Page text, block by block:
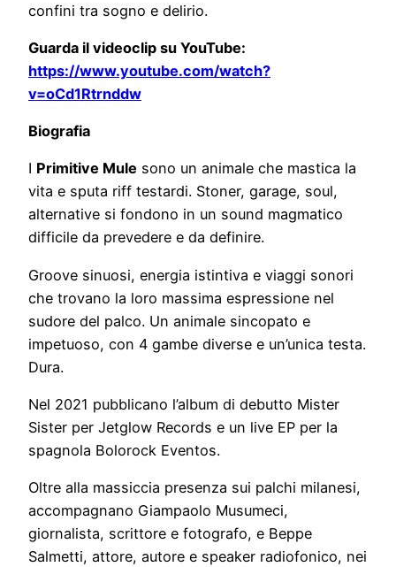
confini tra sogno e delirio.
Guarda il videoclip su YouTube:
https://www.youtube.com/watch?
v=oCd1Rtrnddw
Biografia
I Primitive Mule sono un animale che mastica la
vita e sputa riff testardi. Stoner, garage, soul,
alternative si fondono in un sound magmatico
difficile da prevedere e da definire.
Groove sinuosi, energia istintiva e viaggi sonori
che trovano la loro massima espressione nel
sudore del palco. Un animale sincopato e
impetuoso, con 4 gambe diverse e un’unica testa.
Dura.
Nel 2021 pubblicano l’album di debutto Mister
Sister per Jetglow Records e un live EP per la
spagnola Bolorock Eventos.
Oltre alla massiccia presenza sui palchi milanesi,
accompagnano Giampaolo Musumeci,
giornalista, scrittore e fotografo, e Beppe
Salmetti, attore, autore e speaker radiofonico, nei